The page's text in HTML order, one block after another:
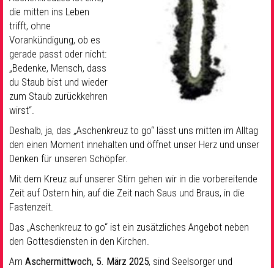
die mitten ins Leben
trifft, ohne
Vorankündigung, ob es
gerade passt oder nicht:
„Bedenke, Mensch, dass
du Staub bist und wieder
zum Staub zurückkehren
wirst“.
Deshalb, ja, das „Aschenkreuz to go“ lässt uns mitten im Alltag
den einen Moment innehalten und öffnet unser Herz und unser
Denken für unseren Schöpfer.
Mit dem Kreuz auf unserer Stirn gehen wir in die vorbereitende
Zeit auf Ostern hin, auf die Zeit nach Saus und Braus, in die
Fastenzeit.
Das „Aschenkreuz to go“ ist ein zusätzliches Angebot neben
den Gottesdiensten in den Kirchen.
Am Aschermittwoch, 5. März 2025, sind Seelsorger und